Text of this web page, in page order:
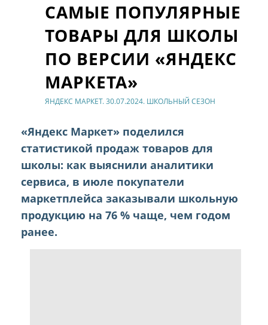
САМЫЕ ПОПУЛЯРНЫЕ
ТОВАРЫ ДЛЯ ШКОЛЫ
ПО ВЕРСИИ «ЯНДЕКС
МАРКЕТА»
ЯНДЕКС МАРКЕТ. 30.07.2024. ШКОЛЬНЫЙ СЕЗОН
«Яндекс Маркет» поделился
статистикой продаж товаров для
школы: как выяснили аналитики
сервиса, в июле покупатели
маркетплейса заказывали школьную
продукцию на 76 % чаще, чем годом
ранее.